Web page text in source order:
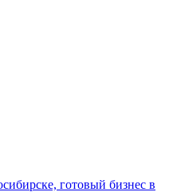
готовый бизнес в